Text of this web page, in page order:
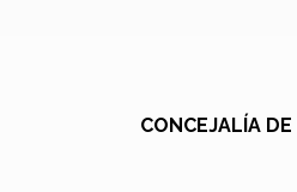
CONCEJALÍA